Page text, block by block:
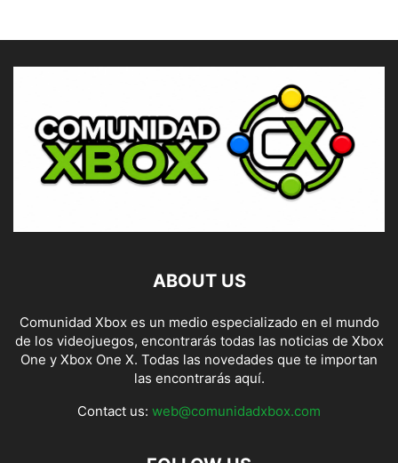
ABOUT US
Comunidad Xbox es un medio especializado en el mundo
de los videojuegos, encontrarás todas las noticias de Xbox
One y Xbox One X. Todas las novedades que te importan
las encontrarás aquí.
Contact us: web@comunidadxbox.com